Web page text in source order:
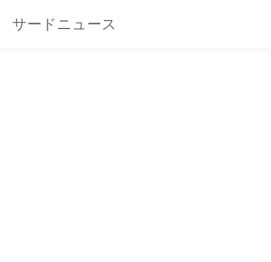
サードニュース